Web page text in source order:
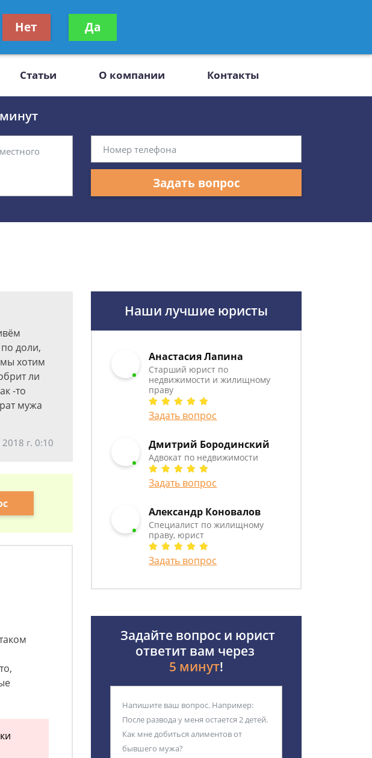
Получите консультацию
бесплатно
Статьи О компании Контакты
Задать вопрос
доли,
хотим
ли
-то
мужа
2018 г. 0:10
Наши лучшие юристы
Анастасия Лапина
Старший юрист по
недвижимости и жилищному
праву
Задать вопрос
Дмитрий Бородинский
Адвокат по недвижимости
Задать вопрос
Александр Коновалов
Специалист по жилищному
праву, юрист
Задать вопрос
Задайте вопрос и юрист
ответит вам через
5 минут!
Нет Да